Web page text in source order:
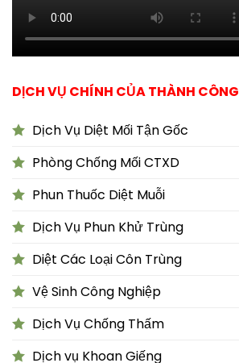
DỊCH VỤ CHÍNH CỦA THÀNH CÔNG
Dịch Vụ Diệt Mối Tận Gốc
Phòng Chống Mối CTXD
Phun Thuốc Diệt Muỗi
Dịch Vụ Phun Khử Trùng
Diệt Các Loại Côn Trùng
Vệ Sinh Công Nghiệp
Dịch Vụ Chống Thấm
Dịch vụ Khoan Giếng